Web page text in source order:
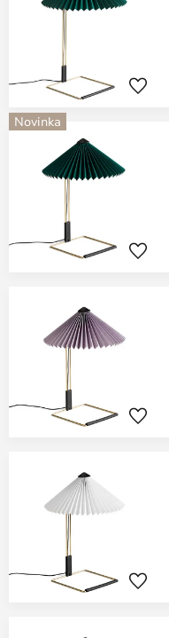
Novinka